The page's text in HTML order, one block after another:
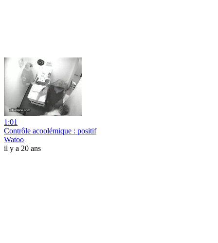
1:01
Contrôle acoolémique : positif
Watoo
il y a 20 ans